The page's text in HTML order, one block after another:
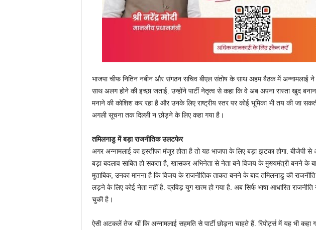
भाजपा चीफ नितिन नबीन और संगठन सचिव बीएल संतोष के साथ अहम बैठक में अन्नामलाई ने
साथ अलग होने की इच्छा जताई. उन्होंने पार्टी नेतृत्व से कहा कि वे अब अपना रास्ता खुद
मनाने की कोशिश कर रहा है और उनके लिए राष्ट्रीय स्तर पर कोई भूमिका भी तय की जा
अगली सूचना तक दिल्ली न छोड़ने के लिए कहा गया है।
तमिलनाडु में बड़ा राजनीतिक उलटफेर
अगर अन्नामलाई का इस्तीफा मंजूर होता है तो यह भाजपा के लिए बड़ा झटका होगा. बीजेपी से
बड़ा बदलाव साबित हो सकता है, खासकर अभिनेता से नेता बने विजय के मुख्यमंत्री बनने के
मुताबिक, उनका मानना है कि विजय के राजनीतिक ताकत बनने के बाद तमिलनाडु की
लड़ने के लिए कोई नेता नहीं है. द्रविड़ युग खत्म हो गया है. अब सिर्फ भाषा आधारित राजनीति
चुकी है।
ऐसी अटकलें तेज थीं कि अन्नामलाई सहमति से पार्टी छोड़ना चाहते हैं. रिपोर्ट्स में यह भी कहा